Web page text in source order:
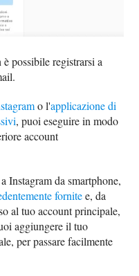
possibile registrarsi a
o l'applicazione di
, puoi eseguire in modo
account
Instagram da smartphone,
fornitee, da
al tuo account principale,
aggiungere il tuo
per passare facilmente